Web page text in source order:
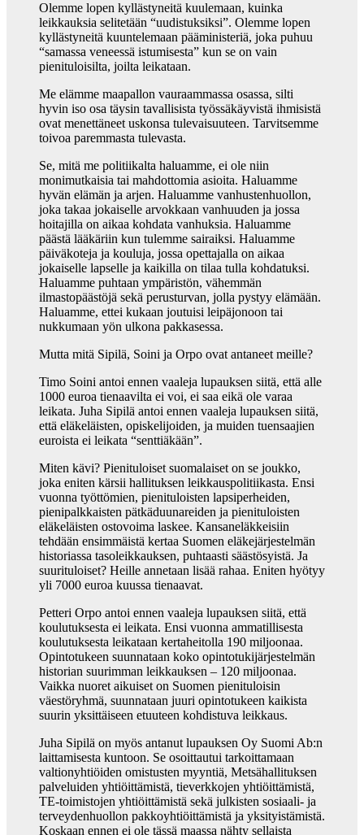
Olemme lopen kyllästyneitä kuulemaan, kuinka
leikkauksia selitetään “uudistuksiksi”. Olemme lopen
kyllästyneitä kuuntelemaan pääministeriä, joka puhuu
“samassa veneessä istumisesta” kun se on vain
pienituloisilta, joilta leikataan.
Me elämme maapallon vauraammassa osassa, silti
hyvin iso osa täysin tavallisista työssäkäyvistä ihmisistä
ovat menettäneet uskonsa tulevaisuuteen. Tarvitsemme
toivoa paremmasta tulevasta.
Se, mitä me politiikalta haluamme, ei ole niin
monimutkaisia tai mahdottomia asioita. Haluamme
hyvän elämän ja arjen. Haluamme vanhustenhuollon,
joka takaa jokaiselle arvokkaan vanhuuden ja jossa
hoitajilla on aikaa kohdata vanhuksia. Haluamme
päästä lääkäriin kun tulemme sairaiksi. Haluamme
päiväkoteja ja kouluja, jossa opettajalla on aikaa
jokaiselle lapselle ja kaikilla on tilaa tulla kohdatuksi.
Haluamme puhtaan ympäristön, vähemmän
ilmastopäästöjä sekä perusturvan, jolla pystyy elämään.
Haluamme, ettei kukaan joutuisi leipäjonoon tai
nukkumaan yön ulkona pakkasessa.
Mutta mitä Sipilä, Soini ja Orpo ovat antaneet meille?
Timo Soini antoi ennen vaaleja lupauksen siitä, että alle
1000 euroa tienaavilta ei voi, ei saa eikä ole varaa
leikata. Juha Sipilä antoi ennen vaaleja lupauksen siitä,
että eläkeläisten, opiskelijoiden, ja muiden tuensaajien
euroista ei leikata “senttiäkään”.
Miten kävi? Pienituloiset suomalaiset on se joukko,
joka eniten kärsii hallituksen leikkauspolitiikasta. Ensi
vuonna työttömien, pienituloisten lapsiperheiden,
pienipalkkaisten pätkäduunareiden ja pienituloisten
eläkeläisten ostovoima laskee. Kansaneläkkeisiin
tehdään ensimmäistä kertaa Suomen eläkejärjestelmän
historiassa tasoleikkauksen, puhtaasti säästösyistä. Ja
suurituloiset? Heille annetaan lisää rahaa. Eniten hyötyy
yli 7000 euroa kuussa tienaavat.
Petteri Orpo antoi ennen vaaleja lupauksen siitä, että
koulutuksesta ei leikata. Ensi vuonna ammatillisesta
koulutuksesta leikataan kertaheitolla 190 miljoonaa.
Opintotukeen suunnataan koko opintotukijärjestelmän
historian suurimman leikkauksen – 120 miljoonaa.
Vaikka nuoret aikuiset on Suomen pienituloisin
väestöryhmä, suunnataan juuri opintotukeen kaikista
suurin yksittäiseen etuuteen kohdistuva leikkaus.
Juha Sipilä on myös antanut lupauksen Oy Suomi Ab:n
laittamisesta kuntoon. Se osoittautui tarkoittamaan
valtionyhtiöiden omistusten myyntiä, Metsähallituksen
palveluiden yhtiöittämistä, tieverkkojen yhtiöittämistä,
TE-toimistojen yhtiöittämistä sekä julkisten sosiaali- ja
terveydenhuollon pakkoyhtiöittämistä ja yksityistämistä.
Koskaan ennen ei ole tässä maassa nähty sellaista